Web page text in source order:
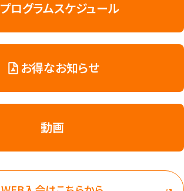
プログラムスケジュール
お得なお知らせ
動画